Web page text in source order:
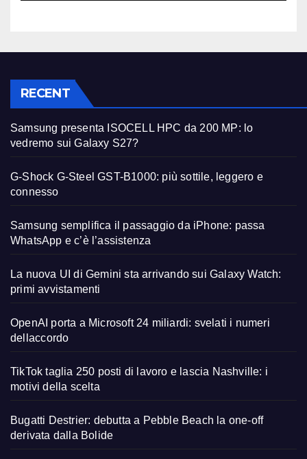
RECENT
Samsung presenta ISOCELL HPC da 200 MP: lo
vedremo sui Galaxy S27?
G-Shock G-Steel GST-B1000: più sottile, leggero e
connesso
Samsung semplifica il passaggio da iPhone: passa
WhatsApp e c’è l’assistenza
La nuova UI di Gemini sta arrivando sui Galaxy Watch:
primi avvistamenti
OpenAI porta a Microsoft 24 miliardi: svelati i numeri
dellaccordo
TikTok taglia 250 posti di lavoro e lascia Nashville: i
motivi della scelta
Bugatti Destrier: debutta a Pebble Beach la one-off
derivata dalla Bolide